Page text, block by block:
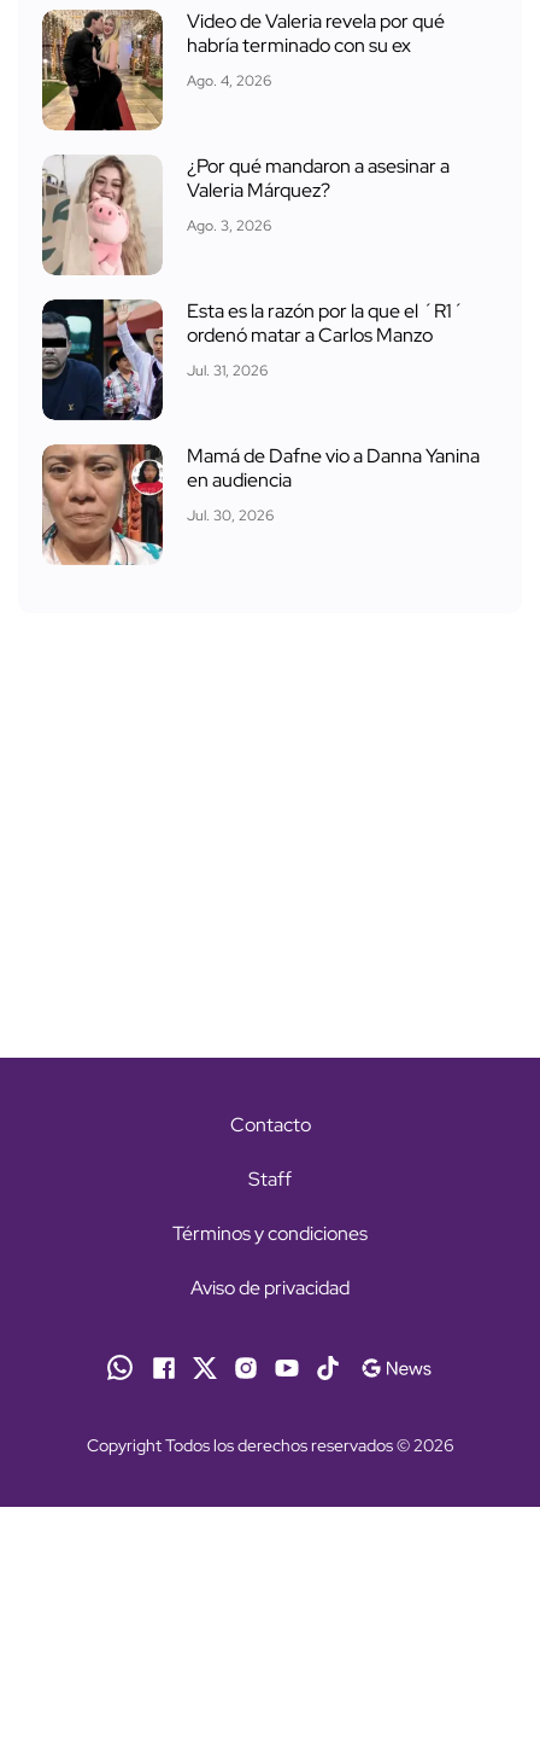
Video de Valeria revela por qué
habría terminado con su ex
Ago. 4, 2026
¿Por qué mandaron a asesinar a
Valeria Márquez?
Ago. 3, 2026
Esta es la razón por la que el ´R1´
ordenó matar a Carlos Manzo
Jul. 31, 2026
Mamá de Dafne vio a Danna Yanina
en audiencia
Jul. 30, 2026
Contacto
Staff
Términos y condiciones
Aviso de privacidad
Copyright Todos los derechos reservados © 2026